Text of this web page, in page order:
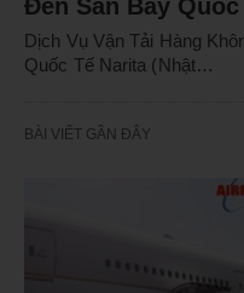
Đến Sân Bay
Dịch Vụ Vận Tải Hàng
Quốc Tế Narita (Nhật…
BÀI VIẾT GẦN ĐÂY